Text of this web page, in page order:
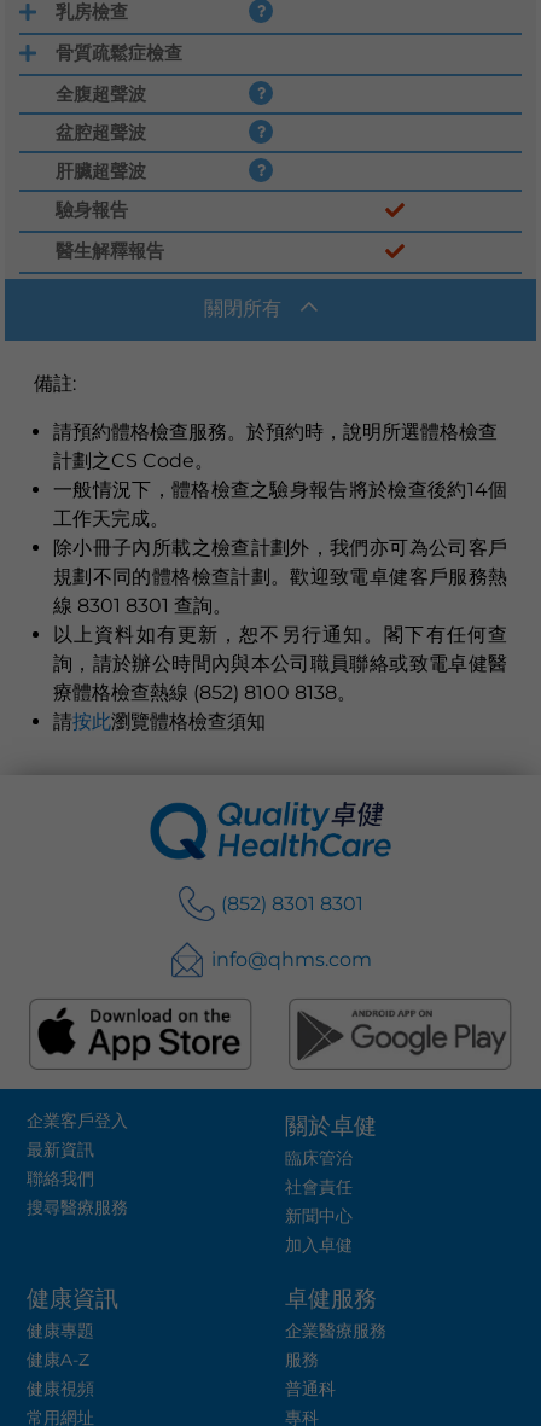
乳房檢查
骨質疏鬆症檢查
全腹超聲波
盆腔超聲波
肝臟超聲波
驗身報告
醫生解釋報告
關閉所有
備註:
請預約體格檢查服務。於預約時，說明所選體格檢查
計劃之CS Code。
一般情況下，體格檢查之驗身報告將於檢查後約14個
工作天完成。
除小冊子內所載之檢查計劃外，我們亦可為公司客戶
規劃不同的體格檢查計劃。歡迎致電卓健客戶服務熱
線 8301 8301 查詢。
以上資料如有更新，恕不另行通知。閣下有任何查
詢，請於辦公時間內與本公司職員聯絡或致電卓健醫
療體格檢查熱線 (852) 8100 8138。
請按此瀏覽體格檢查須知
(852) 8301 8301
info@qhms.com
企業客戶登入
最新資訊
聯絡我們
搜尋醫療服務
關於卓健
臨床管治
社會責任
新聞中心
加入卓健
健康資訊
健康專題
健康A-Z
健康視頻
常用網址
卓健服務
企業醫療服務
服務
普通科
專科